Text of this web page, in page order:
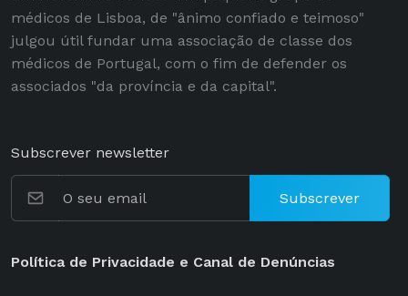
médicos de Lisboa, de "ânimo confiado e teimoso"
julgou útil fundar uma associação de classe dos
médicos de Portugal, com o fim de defender os
associados "da província e da capital".
Subscrever newsletter
Subscrever
Política de Privacidade e Canal de Denúncias